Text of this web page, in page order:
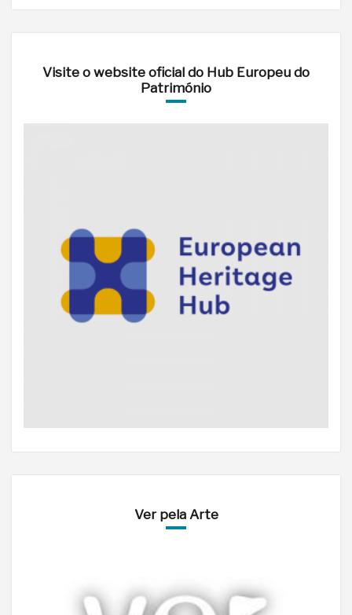
Visite o website oficial do Hub Europeu do
Património
Ver pela Arte